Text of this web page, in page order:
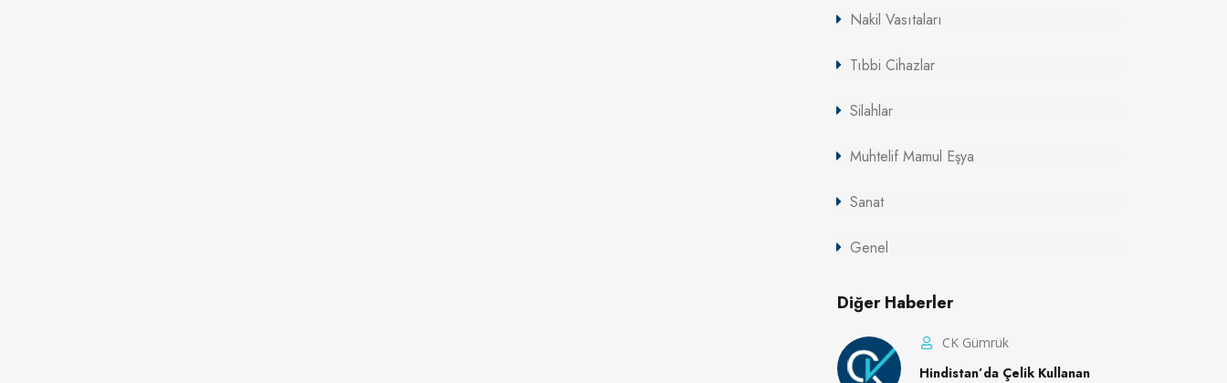
Nakil Vasıtaları
Tıbbi Cihazlar
Silahlar
Muhtelif Mamul Eşya
Sanat
Genel
Diğer Haberler
CK Gümrük
Hindistan’da Çelik Kullanan